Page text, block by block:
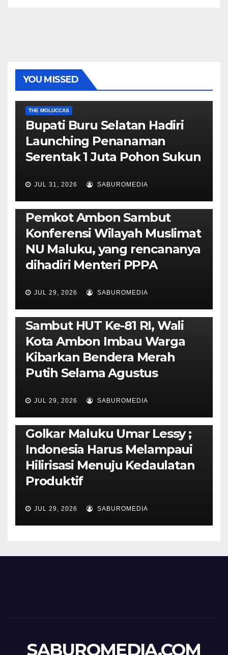
YOU MISSED
THE MOLUCCAS
Bupati Buru Selatan Hadiri
Launching Penanaman
Serentak 1 Juta Pohon Sukun
JUL 31, 2026 SABUROMEDIA
AMBON METRO JURNALISME AKTIVIS
POLITIK & PEMERINTAHAN
Pemkot Ambon Sambut
Konferensi Wilayah Muslimat
NU Maluku, yang rencananya
dihadiri Menteri PPPA
JUL 29, 2026 SABUROMEDIA
AMBON METRO POLITIK & PEMERINTAHAN
Sambut HUT Ke-81 RI, Wali
Kota Ambon Imbau Warga
Kibarkan Bendera Merah
Putih Selama Agustus
JUL 29, 2026 SABUROMEDIA
PENDIDIKAN & OLAHRAGA THE MOLUCCAS
Isi Materi LK-III HMI, Ketua
Golkar Maluku Umar Lessy ;
Indonesia Harus Melampaui
Hilirisasi Menuju Kedaulatan
Produktif
JUL 29, 2026 SABUROMEDIA
SABUROMEDIA.COM